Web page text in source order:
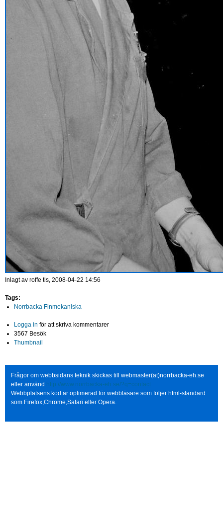
Inlagt av roffe tis, 2008-04-22 14:56
Tags:
Norrbacka Finmekaniska
Logga in för att skriva kommentarer
3567 Besök
Thumbnail
Frågor om webbsidans teknik skickas till webmaster(at)norrbacka-eh.se
eller använd http://www.norrbacka-eh.se/?q=contact
Webbplatsens kod är optimerad för webbläsare som följer html-standard
som Firefox,Chrome,Safari eller Opera.